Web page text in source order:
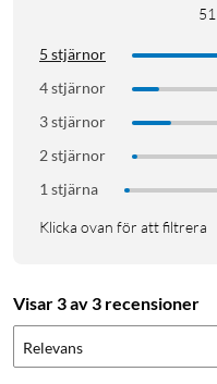
51
5 stjärnor
4 stjärnor
3 stjärnor
2 stjärnor
1 stjärna
Klicka ovan för att filtrera
Visar 3 av 3 recensioner
Relevans